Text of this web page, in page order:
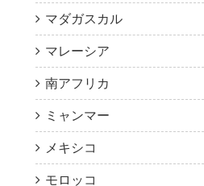
マダガスカル
マレーシア
南アフリカ
ミャンマー
メキシコ
モロッコ